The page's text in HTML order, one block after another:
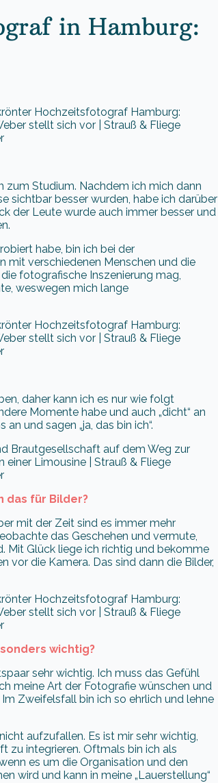
in Hamburg:
zum Studium. Nachdem ich mich dann
sichtbar besser wurden, habe ich darüber
der Leute wurde auch immer besser und
habe, bin ich bei der
mit verschiedenen Menschen und die
fotografische Inszenierung mag,
weswegen mich lange
daher kann ich es nur wie folgt
Momente habe und auch „dicht“ an
und sagen „ja, das bin ich“.
das für Bilder?
mit der Zeit sind es immer mehr
das Geschehen und vermute,
Mit Glück liege ich richtig und bekomme
die Kamera. Das sind dann die Bilder,
wichtig?
sehr wichtig. Ich muss das Gefühl
meine Art der Fotografie wünschen und
Zweifelsfall bin ich so ehrlich und lehne
aufzufallen. Es ist mir sehr wichtig,
zu integrieren. Oftmals bin ich als
es um die Organisation und den
wird und kann in meine „Lauerstellung“